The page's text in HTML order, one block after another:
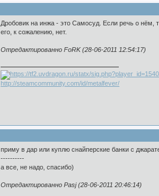
Дробовик на инжа - это Самосуд. Если речь о нём,
его, к сожалению, нет.
Отредактированно FoRK (28-06-2011 12:54:17)
http://steamcommunity.com/id/metalfever/
приму в дар или куплю снайперские банки с
----------
а все, не надо, спасибо)
Отредактированно Pasj (28-06-2011 20:46:14)